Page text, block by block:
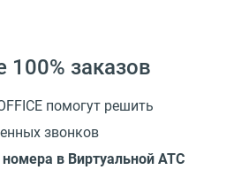
заказов
помогут решить
звонков
в Виртуальной АТС